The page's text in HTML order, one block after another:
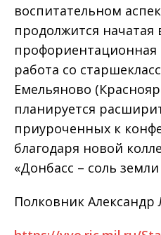
воспитательном
продолжится начатая
профориентационная
работа со
Емельяново
планируется
приуроченных к
благодаря новой
«Донбасс – соль земли
Полковник Александр